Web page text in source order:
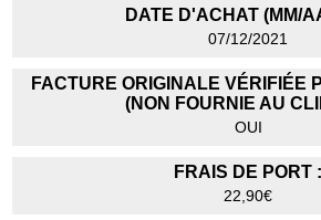
DATE D'ACHAT (MM/
07/12/2021
FACTURE ORIGINALE VÉRIFIÉE
(NON FOURNIE AU
OUI
FRAIS DE PORT :
22,90€